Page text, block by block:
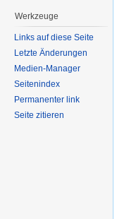
Werkzeuge
Links auf diese Seite
Letzte Änderungen
Medien-Manager
Seitenindex
Permanenter link
Seite zitieren